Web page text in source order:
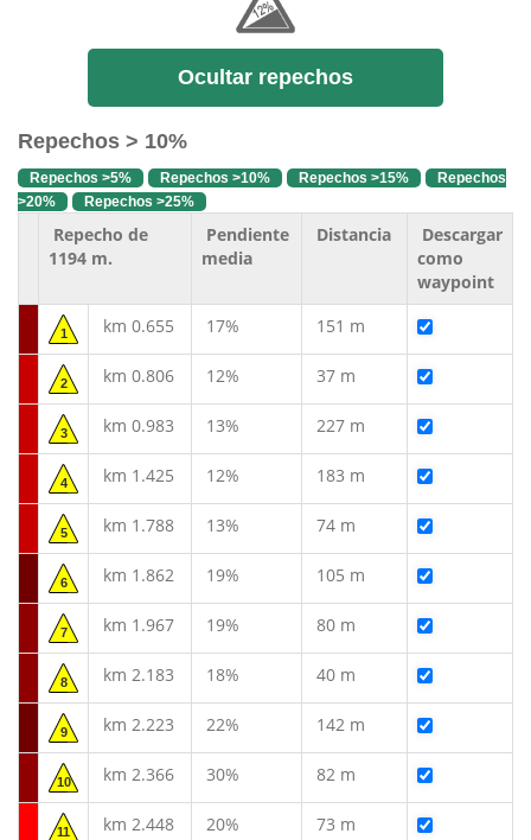
Ocultar repechos
Repechos > 10%
Repechos >5% Repechos >10% Repechos >15%
Repechos
>20%
Repechos >25%
Repecho de
1194 m.
Pendiente
media
Distancia
Descargar
como
waypoint
1 km 0.655 17% 151 m
2 km 0.806 12% 37 m
3 km 0.983 13% 227 m
4 km 1.425 12% 183 m
5 km 1.788 13% 74 m
6 km 1.862 19% 105 m
7 km 1.967 19% 80 m
8 km 2.183 18% 40 m
9 km 2.223 22% 142 m
10 km 2.366 30% 82 m
11 km 2.448 20% 73 m